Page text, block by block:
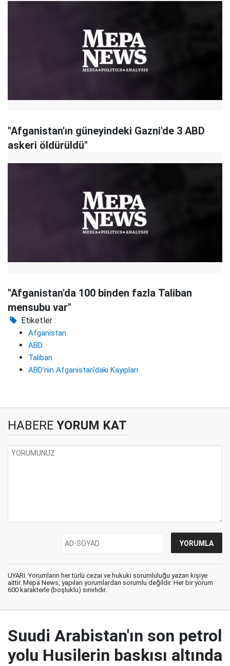
"Afganistan'ın güneyindeki Gazni'de 3 ABD
askeri öldürüldü"
"Afganistan'da 100 binden fazla Taliban
mensubu var"
Etiketler :
Afganistan
ABD
Taliban
ABD'nin Afganistan'daki Kayıpları
HABERE YORUM KAT
UYARI: Yorumların her türlü cezai ve hukuki sorumluluğu yazan kişiye
aittir. Mepa News, yapılan yorumlardan sorumlu değildir. Her bir yorum
600 karakterle (boşluklu) sınırlıdır.
Suudi Arabistan'ın son petrol
yolu Husilerin baskısı altında